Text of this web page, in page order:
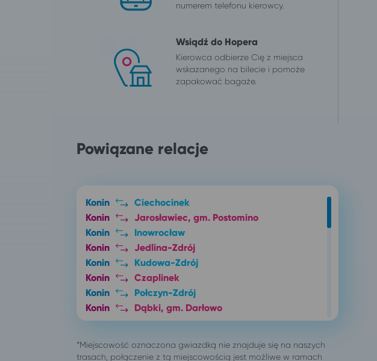
numerem telefonu kierowcy.
Wsiądź do Hopera
Kierowca odbierze Cię z miejsca
wskazanego na bilecie i pomoże
zapakować bagaże.
Powiązane relacje
Konin
Ciechocinek
Konin
Jarosławiec, gm. Postomino
Konin
Inowrocław
Konin
Jedlina-Zdrój
Konin
Kudowa-Zdrój
Konin
Czaplinek
Konin
Połczyn-Zdrój
Konin
Dąbki, gm. Darłowo
Konin
Darłowo
Konin
Wrocław